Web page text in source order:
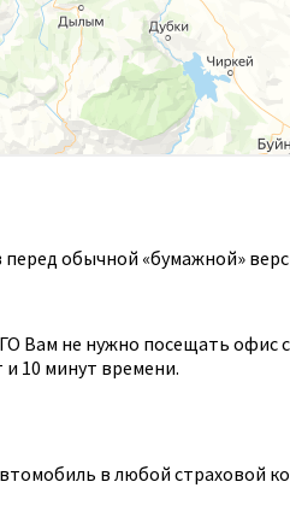
обычной «бумажной»
Вам не нужно посещать офис
10 минут времени.
в любой страховой